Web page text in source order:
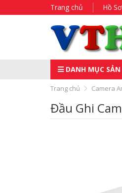
Trang chủ Hồ
DANH MỤC SẢN
Trang chủ Camera
Đầu Ghi